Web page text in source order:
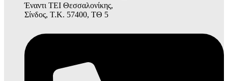
Έναντι ΤΕΙ Θεσσαλονίκης,
Σίνδος, Τ.Κ. 57400, ΤΘ 5